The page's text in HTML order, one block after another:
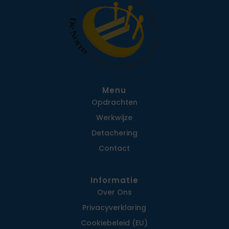
Menu
Opdrachten
Werkwijze
Detachering
Contact
Informatie
Over Ons
Privacy­verklaring
Cookiebeleid (EU)